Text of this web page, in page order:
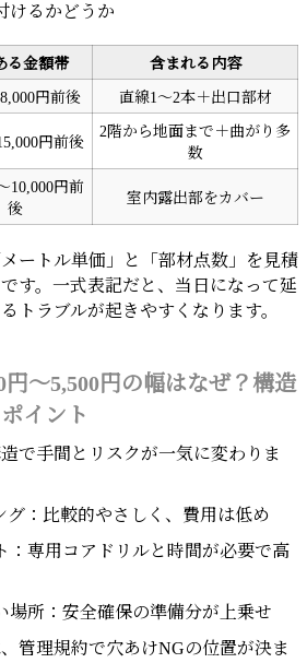
けるかどうか
る金額帯 含まれる内容
円前後 直線1～2本＋出口部材
円前後
2階から地面まで＋曲がり多
数
10,000円前
後
室内露出部をカバー
ートル単価」と「部材点数」を見積
す。一式表記だと、当日になって延
トラブルが起きやすくなります。
～5,500円の幅はなぜ？構造
イント
で手間とリスクが一気に変わりま
グ：比較的やさしく、費用は低め
：専用コアドリルと時間が必要で高
場所：安全確保の準備分が上乗せ
管理規約で穴あけNGの位置が決ま